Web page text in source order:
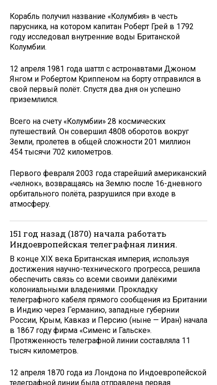
Корабль получил название «Колумбия» в честь
парусника, на котором капитан Роберт Грей в 1792
году исследовал внутренние воды Британской
Колумбии.
12 апреля 1981 года шаттл с астронавтами Джоном
Янгом и Робертом Криппеном на борту отправился в
свой первый полёт. Спустя два дня он успешно
приземлился.
Всего на счету «Колумбии» 28 космических
путешествий. Он совершил 4808 оборотов вокруг
Земли, пролетев в общей сложности 201 миллион
454 тысячи 702 километров.
Первого февраля 2003 года старейший американский
«челнок», возвращаясь на Землю после 16-дневного
орбитального полёта, разрушился при входе в
атмосферу.
151 год назад (1870) начала работать
Индоевропейская телеграфная линия.
В конце XIX века Британская империя, используя
достижения научно-технического прогресса, решила
обеспечить связь со всеми своими далёкими
колониальными владениями. Прокладку
телеграфного кабеля прямого сообщения из Британии
в Индию через Германию, западные губернии
России, Крым, Кавказ и Персию (ныне — Иран) начала
в 1867 году фирма «Сименс и Гальске».
Протяженность телеграфной линии составляла 11
тысяч километров.
12 апреля 1870 года из Лондона по Индоевропейской
телеграфной линии была отправлена первая